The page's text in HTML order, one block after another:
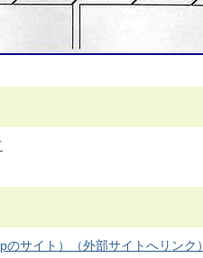
サイト）（外部サイトへリンク）